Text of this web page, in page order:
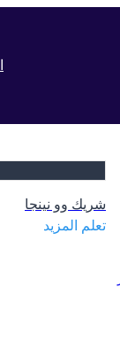
شريك وو نينجا
تعلم المزيد